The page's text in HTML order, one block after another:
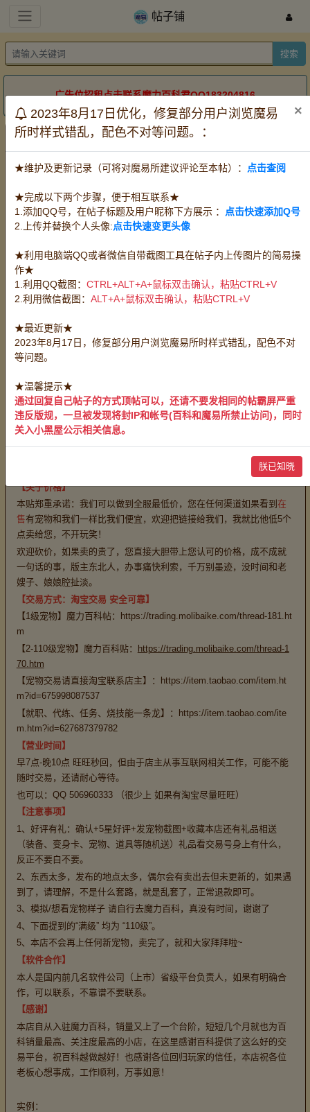
帖子铺
搜索
广告位招租点击联系魔力百科君QQ183204816
【特价1级宠物】【特价手工代练】螳螂水龙黄蜂改僵地
狱火刀巨人火冰地风牛白蓝UD白绿红蓝鬼死神纯白水蓝
怀旧牧羊 魔宠 血宠 任务队宠 王宠赛宠 PK宠
【感谢大家信任，本店月平均交易百单以上，每一单都已回帖方式显
确定买的直接加微信 prince129
确定买的直接加微信 prince129
确定买的直接加微信 prince129
忠义堂家族几个朋友都A了，机缘巧合由我来负责销售，由于本人不懂
市场价格，所以尽自己所能去评估（评估于2023年底，但由于宠物种
类太多，每种宠物又有不同档位，所以很难让所有人满意），后发现
样，加之要出售宠物有千只，我只有一个选择，就是躺平，所以价格
不在更新，不在调整，仅供参考！
【情怀】本人实属是一枚石器时代骨灰级玩家，从初中玩到怀旧，可
器时代的也欢迎，实在太怀念了。已经扯上了几个，哈哈，我当年在
【关于价格】
本贴郑重承诺：我们可以做到全服最低价，您在任何渠道如果看到 在
售有宠物和我们一样比我们便宜，欢迎把链接给我们，我就比他低5个
点卖给您，不开玩笑！
欢迎砍价，如果卖的贵了，您直接大胆带上您认可的价格，成不成就
一句话的事，版主东北人，办事痛快利索，千万别墨迹，没时间和老
嫂子、娘娘腔扯淡。
【交易方式：淘宝交易 安全可靠】
【1级宠物】魔力百科帖：https://trading.molibaike.com/thread-181.ht
m
【2-110级宠物】魔力百科贴：
https://trading.molibaike.com/thread-1
70.htm
【宠物交易请直接淘宝联系店主】：https://item.taobao.com/item.ht
m?id=675998087537
【就职、代练、任务、烧技能一条龙】：https://item.taobao.com/ite
m.htm?id=627687379782
【营业时间】
早7点-晚10点 旺旺秒回，但由于店主从事互联网相关工作，可能不能
随时交易，还请耐心等待。
也可以：QQ 506960333 （很少上 如果有淘宝尽量旺旺）
【注意事项】
1、好评有礼：确认+5星好评+发宠物截图+收藏本店还有礼品相送
（装备、变身卡、宠物、道具等随机送）礼品看交易号身上有什么，
反正不要白不要。
2、东西太多，发布的地点太多，偶尔会有卖出去但未更新的，如果遇
到了，请理解，不是什么套路，就是乱套了，正常退款即可。
3、模拟/想看宠物样子 请自行去魔力百科，真没有时间，谢谢了
4、下面提到的“满级” 均为 “110级”。
5、本店不会再上任何新宠物，卖完了，就和大家拜拜啦~
【软件合作】
本人是国内前几名软件公司（上市）省级平台负责人，如果有明确合
作，可以联系，不靠谱不要联系。
【感谢】
本店自从入驻魔力百科，销量又上了一个台阶，短短几个月就也为百
科销量最高、关注度最高的小店，在这里感谢百科提供了这么好的交
易平台，祝百科越做越好！也感谢各位回归玩家的信任，本店祝各位
老板心想事成，工作顺利，万事如意！
实例：
2023年8月17日优化，修复部分用户浏览魔易
所时样式错乱，配色不对等问题。：
×
★维护及更新记录（可将对魔易所建议评论至本帖）： 点击查阅
★完成以下两个步骤，便于相互联系★
1.添加QQ号，在帖子标题及用户昵称下方展示 ：
点击快速添加Q号
2.上传并替换个人头像:点击快速变更头像
★利用电脑端QQ或者微信自带截图工具在帖子内上传图片的简易操
作★
1.利用QQ截图： CTRL+ALT+A+鼠标双击确认，粘贴CTRL+V
2.利用微信截图： ALT+A+鼠标双击确认，粘贴CTRL+V
★最近更新★
2023年8月17日，修复部分用户浏览魔易所时样式错乱，配色不对
等问题。
★温馨提示★
通过回复自己帖子的方式顶帖可以，还请不要发相同的帖霸屏严重
违反版规，一旦被发现将封IP和帐号(百科和魔易所禁止访问)，同时
关入小黑屋公示相关信息。
朕已知晓